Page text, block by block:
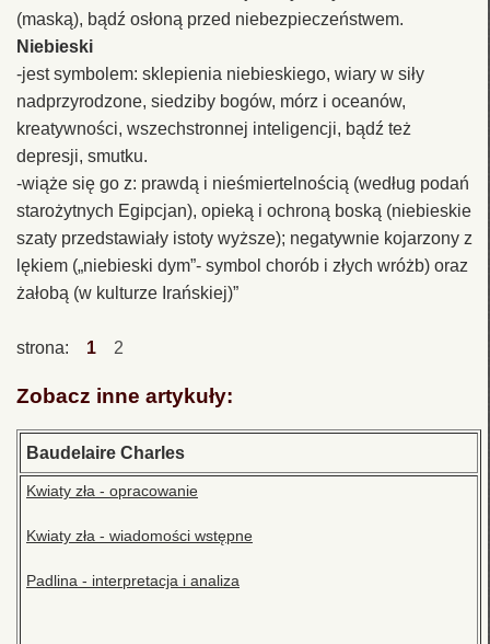
(maską), bądź osłoną przed niebezpieczeństwem.
Niebieski
-jest symbolem: sklepienia niebieskiego, wiary w siły
nadprzyrodzone, siedziby bogów, mórz i oceanów,
kreatywności, wszechstronnej inteligencji, bądź też
depresji, smutku.
-wiąże się go z: prawdą i nieśmiertelnością (według podań
starożytnych Egipcjan), opieką i ochroną boską (niebieskie
szaty przedstawiały istoty wyższe); negatywnie kojarzony z
lękiem („niebieski dym”- symbol chorób i złych wróżb) oraz
żałobą (w kulturze Irańskiej)”
strona: 1 2
Zobacz inne artykuły:
Baudelaire Charles
Kwiaty zła - opracowanie
Kwiaty zła - wiadomości wstępne
Padlina - interpretacja i analiza